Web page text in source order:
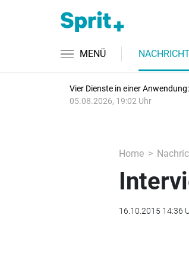
MENÜ
Vier Dienste in einer
05.08.2026, 19:02 Uhr
Home
16.10.2015 14:36